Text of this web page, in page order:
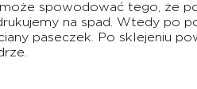
może spowodować tego, że
na spad. Wtedy po
paseczek. Po sklejeniu